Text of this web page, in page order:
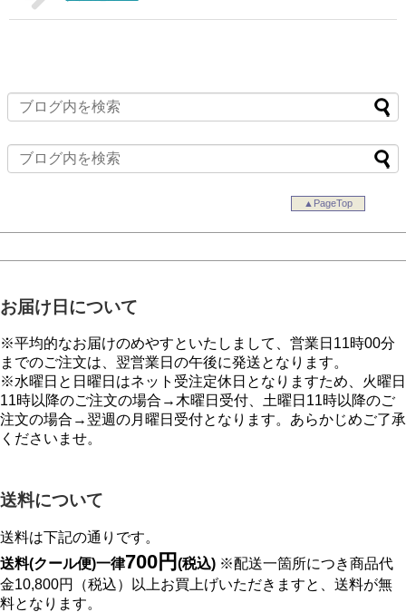
▲PageTop
お届け日について
※平均的なお届けのめやすといたしまして、営業日11時00分
までのご注文は、翌営業日の午後に発送となります。
※水曜日と日曜日はネット受注定休日となりますため、火曜日
11時以降のご注文の場合→木曜日受付、土曜日11時以降のご
注文の場合→翌週の月曜日受付となります。あらかじめご了承
くださいませ。
送料について
送料は下記の通りです。
送料(クール便)一律700円 (税込) ※配送一箇所につき商品代
金10,800円（税込）以上お買上げいただきますと、送料が無
料となります。